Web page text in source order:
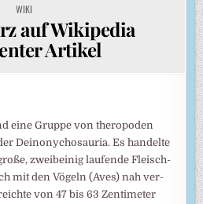
POSTED
IN
WIKI
auf Wikipedia
Artikel
eine Gruppe von theropo­den
Deinonycho­sauria. Es han­delte
zwei­beinig laufende Fleisch­
mit den Vögeln (Aves) nah ver­
von 47 bis 63 Zenti­meter